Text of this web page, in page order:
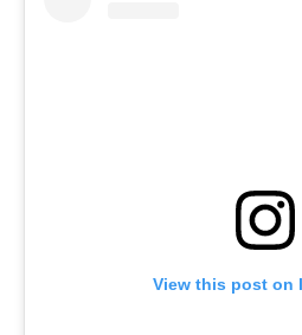
View this post on